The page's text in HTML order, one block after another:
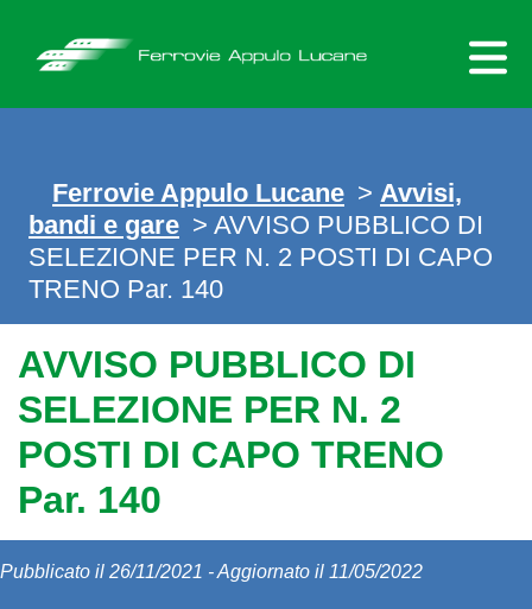
content
Ferrovie Appulo Lucane > Avvisi,
bandi e gare > AVVISO PUBBLICO DI
SELEZIONE PER N. 2 POSTI DI CAPO
TRENO Par. 140
AVVISO PUBBLICO DI
SELEZIONE PER N. 2
POSTI DI CAPO TRENO
Par. 140
Pubblicato il 26/11/2021 - Aggiornato il 11/05/2022